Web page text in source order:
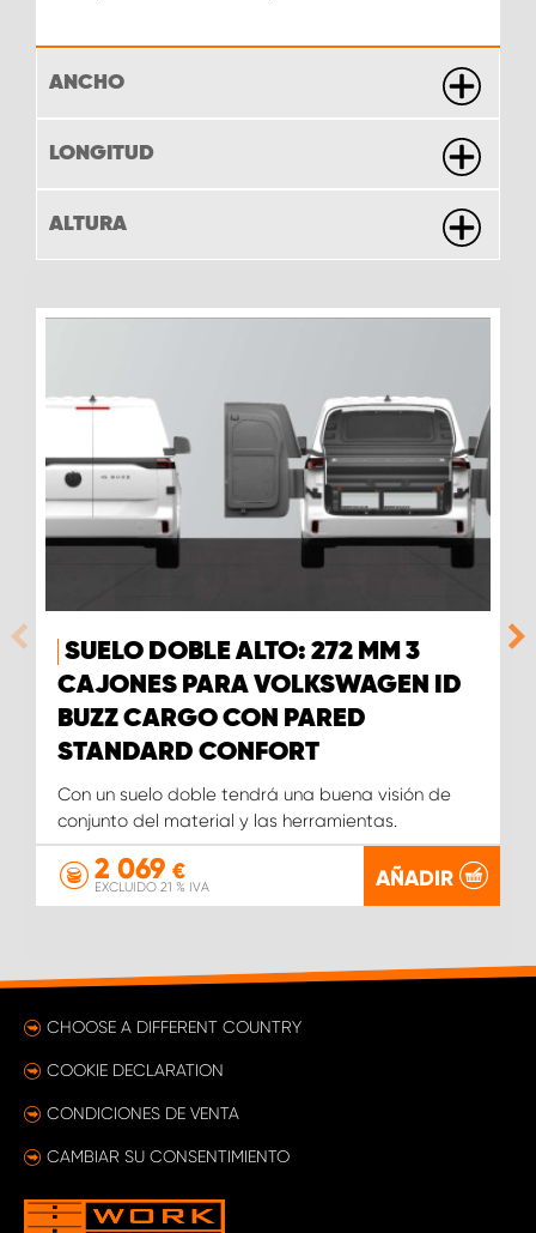
ANCHO
LONGITUD
ALTURA
SUELO DOBLE ALTO: 272 MM 3
CAJONES PARA VOLKSWAGEN ID
BUZZ CARGO CON PARED
STANDARD CONFORT
Con un suelo doble tendrá una buena visión de
conjunto del material y las herramientas.
2 069 €
EXCLUIDO 21 % IVA AÑADIR
CHOOSE A DIFFERENT COUNTRY
COOKIE DECLARATION
CONDICIONES DE VENTA
CAMBIAR SU CONSENTIMIENTO